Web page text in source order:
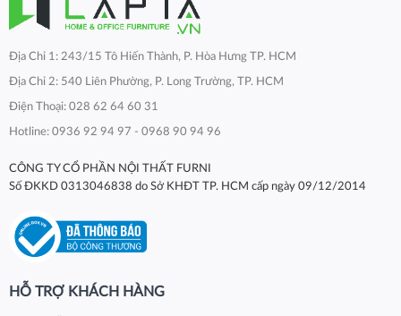
Địa Chỉ 1: 243/15 Tô Hiến Thành, P. Hòa Hưng TP. HCM
Địa Chỉ 2: 540 Liên Phường, P. Long Trường, TP. HCM
Điện Thoại: 028 62 64 60 31
Hotline: 0936 92 94 97 - 0968 90 94 96
CÔNG TY CỔ PHẦN NỘI THẤT FURNI
Số ĐKKD 0313046838 do Sở KHĐT TP. HCM cấp ngày 09/12/2014
HỖ TRỢ KHÁCH HÀNG